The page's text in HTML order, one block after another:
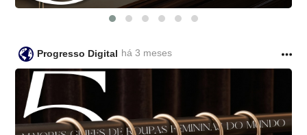
Progresso Digital há 3 meses